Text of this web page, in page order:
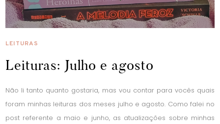
LEITURAS
Leituras: Julho e agosto
Não li tanto quanto gostaria, mas vou contar para vocês quais
foram minhas leituras dos meses julho e agosto. Como falei no
post referente a maio e junho, as atualizações sobre minhas